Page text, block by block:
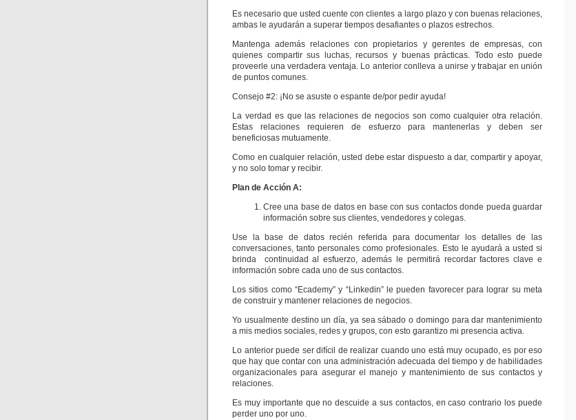
Es necesario que usted cuente con clientes a largo plazo y con buenas relaciones,
ambas le ayudarán a superar tiempos desafiantes o plazos estrechos.
Mantenga además relaciones con propietarios y gerentes de empresas, con
quienes compartir sus luchas, recursos y buenas prácticas. Todo esto puede
proveerle una verdadera ventaja. Lo anterior conlleva a unirse y trabajar en unión
de puntos comunes.
Consejo #2: ¡No se asuste o espante de/por pedir ayuda!
La verdad es que las relaciones de negocios son como cualquier otra relación.
Estas relaciones requieren de esfuerzo para mantenerlas y deben ser
beneficiosas mutuamente.
Como en cualquier relación, usted debe estar dispuesto a dar, compartir y apoyar,
y no solo tomar y recibir.
Plan de Acción A:
Cree una base de datos en base con sus contactos donde pueda guardar
información sobre sus clientes, vendedores y colegas.
Use la base de datos recién referida para documentar los detalles de las
conversaciones, tanto personales como profesionales. Esto le ayudará a usted si
brinda continuidad al esfuerzo, además le permitirá recordar factores clave e
información sobre cada uno de sus contactos.
Los sitios como “Ecademy” y “Linkedin” le pueden favorecer para lograr su meta
de construir y mantener relaciones de negocios.
Yo usualmente destino un día, ya sea sábado o domingo para dar mantenimiento
a mis medios sociales, redes y grupos, con esto garantizo mi presencia activa.
Lo anterior puede ser difícil de realizar cuando uno está muy ocupado, es por eso
que hay que contar con una administración adecuada del tiempo y de habilidades
organizacionales para asegurar el manejo y mantenimiento de sus contactos y
relaciones.
Es muy importante que no descuide a sus contactos, en caso contrario los puede
perder uno por uno.